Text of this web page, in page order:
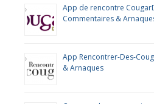
App de rencontre
Commentaires &
App Rencontrer-Des-
& Arnaques